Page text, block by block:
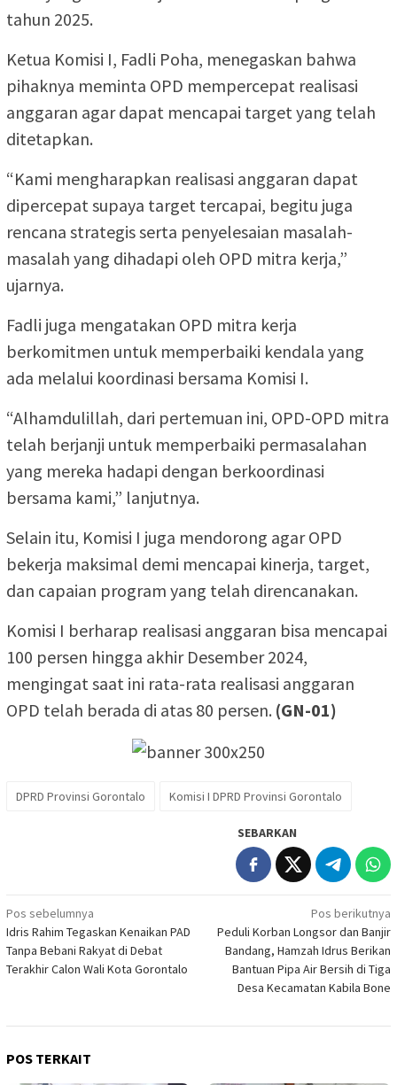
tahun 2025.
Ketua Komisi I, Fadli Poha, menegaskan bahwa
pihaknya meminta OPD mempercepat realisasi
anggaran agar dapat mencapai target yang telah
ditetapkan.
“Kami mengharapkan realisasi anggaran dapat
dipercepat supaya target tercapai, begitu juga
rencana strategis serta penyelesaian masalah-
masalah yang dihadapi oleh OPD mitra kerja,”
ujarnya.
Fadli juga mengatakan OPD mitra kerja
berkomitmen untuk memperbaiki kendala yang
ada melalui koordinasi bersama Komisi I.
“Alhamdulillah, dari pertemuan ini, OPD-OPD mitra
telah berjanji untuk memperbaiki permasalahan
yang mereka hadapi dengan berkoordinasi
bersama kami,” lanjutnya.
Selain itu, Komisi I juga mendorong agar OPD
bekerja maksimal demi mencapai kinerja, target,
dan capaian program yang telah direncanakan.
Komisi I berharap realisasi anggaran bisa mencapai
100 persen hingga akhir Desember 2024,
mengingat saat ini rata-rata realisasi anggaran
OPD telah berada di atas 80 persen. (GN-01)
DPRD Provinsi Gorontalo Komisi I DPRD Provinsi Gorontalo
SEBARKAN
Navigasi
pos
Pos sebelumnya
Idris Rahim Tegaskan Kenaikan PAD
Tanpa Bebani Rakyat di Debat
Terakhir Calon Wali Kota Gorontalo
Pos berikutnya
Peduli Korban Longsor dan Banjir
Bandang, Hamzah Idrus Berikan
Bantuan Pipa Air Bersih di Tiga
Desa Kecamatan Kabila Bone
POS TERKAIT